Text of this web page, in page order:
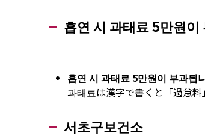
흡연 시 과태료 5만원이
흡연 시 과태료 5만원이 부과됩
과태료は漢字で書くと「過怠
서초구보건소